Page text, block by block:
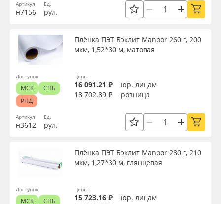
Артикул
н7156
Ед.
рул.
Артикул
н3612
Плёнка ПЭТ Бэклит Manoor 260 г, 200
мкм, 1,52*30 м, матовая
Ед.
рул.
Цены
16 091.21 ₽
юр. лицам
18 702.89 ₽
розница
Доступно
МСК
СПБ
РНД
Плёнка ПЭТ Бэклит Manoor 280 г, 210
мкм, 1,27*30 м, глянцевая
Цены
15 723.16 ₽
юр. лицам
Доступно
МСК
СПБ